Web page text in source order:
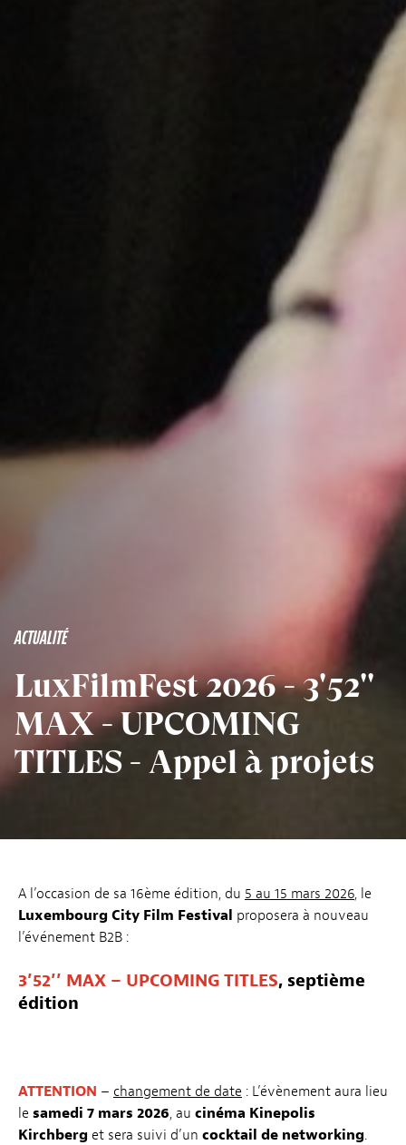
ACTUALITÉ
LuxFilmFest 2026 - 3'52''
MAX - UPCOMING
TITLES - Appel à projets
A l’occasion de sa 16ème édition, du 5 au 15 mars 2026, le
Luxembourg City Film Festival proposera à nouveau
l’événement B2B :
3’52’’ MAX – UPCOMING TITLES, septième
édition
ATTENTION – changement de date : L’évènement aura lieu
le samedi 7 mars 2026, au cinéma Kinepolis
Kirchberg et sera suivi d’un cocktail de networking.